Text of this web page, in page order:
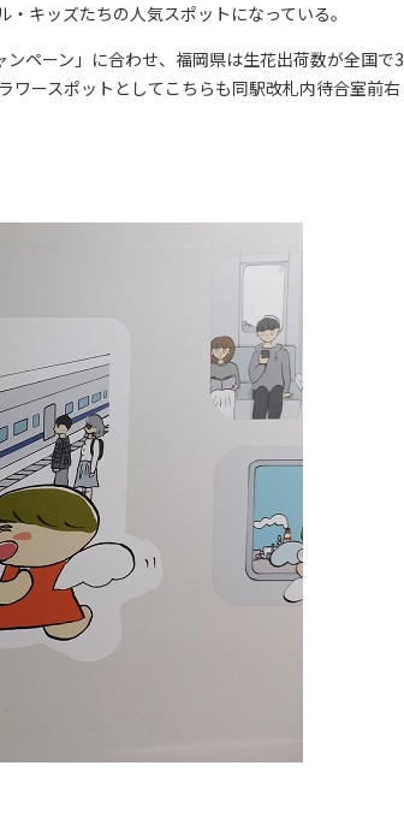
キッズたちの人気スポットになっている。
ペーン」に合わせ、福岡県は生花出荷数が全国で3
ワースポットとしてこちらも同駅改札内待合室前右